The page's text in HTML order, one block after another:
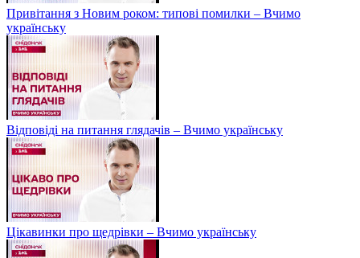
Привітання з Новим роком: типові помилки – Вчимо
українську
Відповіді на питання глядачів – Вчимо українську
Цікавинки про щедрівки – Вчимо українську